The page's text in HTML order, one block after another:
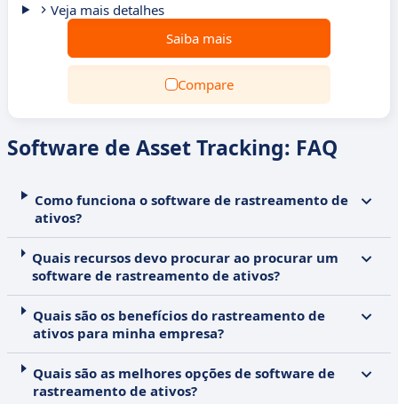
Veja mais detalhes
Saiba mais
Compare
Software de Asset Tracking: FAQ
Como funciona o software de rastreamento de
ativos?
Quais recursos devo procurar ao procurar um
software de rastreamento de ativos?
Quais são os benefícios do rastreamento de
ativos para minha empresa?
Quais são as melhores opções de software de
rastreamento de ativos?